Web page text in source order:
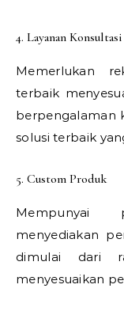
4. Layanan
Memerlukan
terbaik
berpengalaman
solusi terbaik
5. Custom Produk
Mempunyai
menyediakan
dimulai dari
menyesuaikan